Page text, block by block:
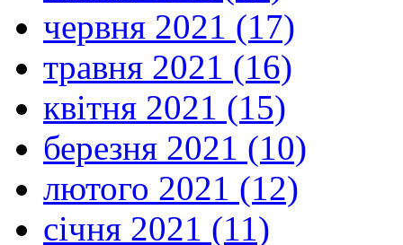
червня 2021 (17)
травня 2021 (16)
квітня 2021 (15)
березня 2021 (10)
лютого 2021 (12)
січня 2021 (11)